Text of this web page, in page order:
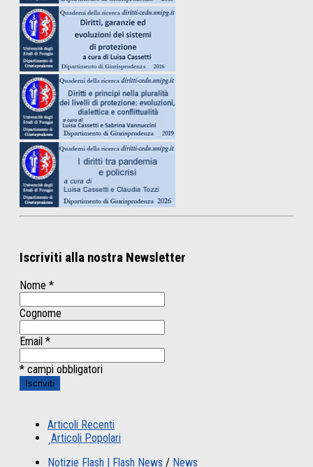
Iscriviti alla nostra Newsletter
Nome *
Cognome
Email *
* campi obbligatori
Articoli Recenti
Articoli Popolari
Notizie Flash | Flash News / News